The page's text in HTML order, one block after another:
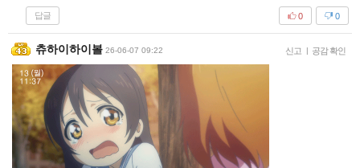
답글 0
0
츄하이하이볼 26-06-07 09:22 신고 | 공감 확인